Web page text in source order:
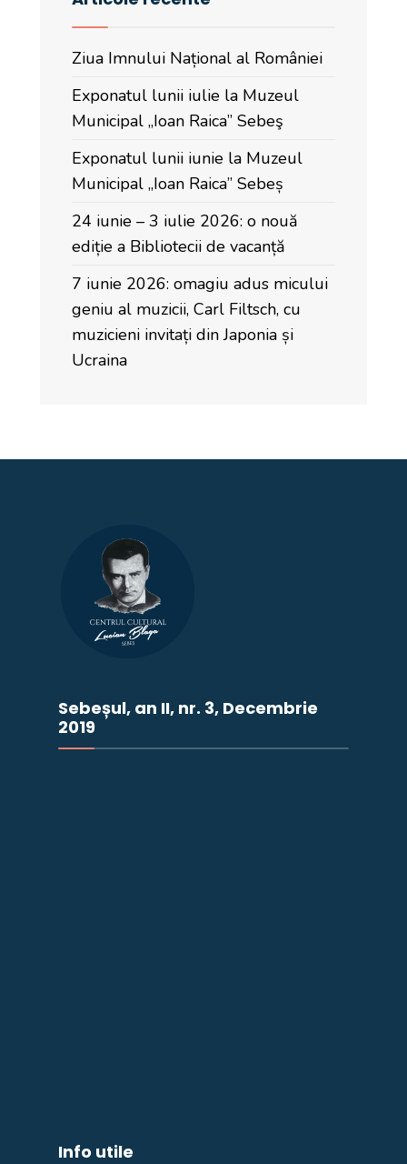
Ziua Imnului Național al României
Exponatul lunii iulie la Muzeul
Municipal „Ioan Raica” Sebeş
Exponatul lunii iunie la Muzeul
Municipal „Ioan Raica” Sebeș
24 iunie – 3 iulie 2026: o nouă
ediție a Bibliotecii de vacanță
7 iunie 2026: omagiu adus micului
geniu al muzicii, Carl Filtsch, cu
muzicieni invitați din Japonia și
Ucraina
Sebeșul, an II, nr. 3, Decembrie
2019
Info utile